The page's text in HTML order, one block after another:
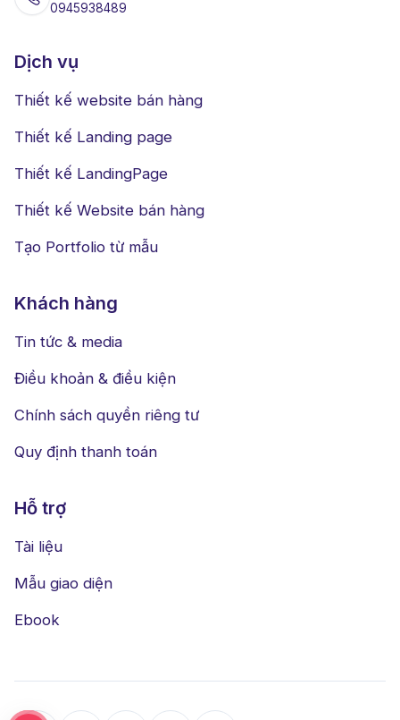
0945938489
Dịch vụ
Thiết kế website bán hàng
Thiết kế Landing page
Thiết kế LandingPage
Thiết kế Website bán hàng
Tạo Portfolio từ mẫu
Khách hàng
Tin tức & media
Điều khoản & điều kiện
Chính sách quyền riêng tư
Quy định thanh toán
Hỗ trợ
Tài liệu
Mẫu giao diện
Ebook